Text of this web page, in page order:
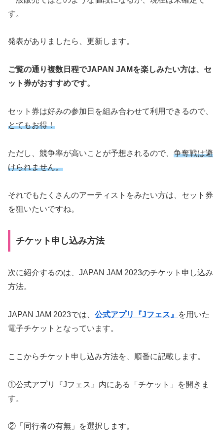
す。
発表がありましたら、更新します。
ご覧の通り複数日程でJAPAN JAMを楽しみたい方は、セ
ット券がおすすめです。
セット券は好みの参加日を組み合わせて利用できるので、
とてもお得！
ただし、競争率が高いことが予想されるので、 争奪戦は避
けられません。
それでもたくさんのアーティストをみたい方は、セット券
を狙いたいですね。
チケット申し込み方法
次に紹介するのは、JAPAN JAM 2023のチケット申し込み
方法。
JAPAN JAM 2023では、 公式アプリ『Jフェス』
を用いた
電子チケットとなっています。
ここからチケット申し込み方法を、順番に記載します。
①公式アプリ『Jフェス』内にある「チケット」を開きま
す。
②「同行者の有無」を選択します。